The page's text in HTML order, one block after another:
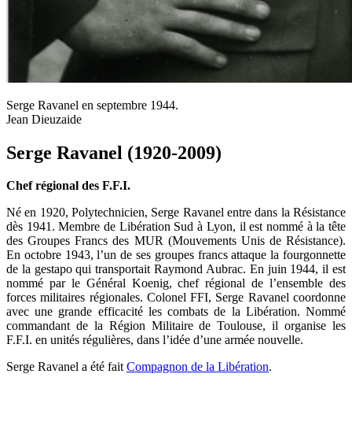
Serge Ravanel en septembre 1944.
Jean Dieuzaide
Serge Ravanel (1920-2009)
Chef régional des F.F.I.
Né en 1920, Polytechnicien, Serge Ravanel entre dans la Résistance
dès 1941. Membre de Libération Sud à Lyon, il est nommé à la tête
des Groupes Francs des MUR (Mouvements Unis de Résistance).
En octobre 1943, l’un de ses groupes francs attaque la fourgonnette
de la gestapo qui transportait Raymond Aubrac. En juin 1944, il est
nommé par le Général Koenig, chef régional de l’ensemble des
forces militaires régionales. Colonel FFI, Serge Ravanel coordonne
avec une grande efficacité les combats de la Libération. Nommé
commandant de la Région Militaire de Toulouse, il organise les
F.F.I. en unités régulières, dans l’idée d’une armée nouvelle.
Serge Ravanel a été faitCompagnon de la Libération.